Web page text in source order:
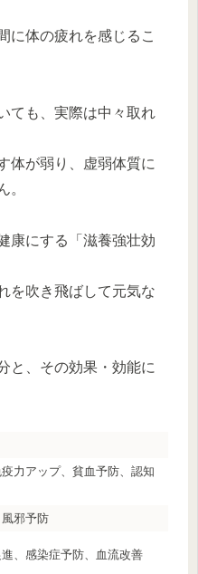
に体の疲れを感じるこ
ても、実際は中々取れ
体が弱り、虚弱体質に
。
康にする「滋養強壮効
を吹き飛ばして元気な
と、その効果・効能に
力アップ、貧血予防、認知
邪予防
、感染症予防、血流改善